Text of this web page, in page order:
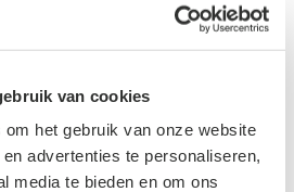
van cookies
het gebruik van onze website
advertenties te personaliseren,
media te bieden en om ons
arbeidsovereenkomsten op die
het huidige recht, maar bij
worden gehanteerd.
uitgesteld tot 1 juli 2015
tot de keten van tijdelijke